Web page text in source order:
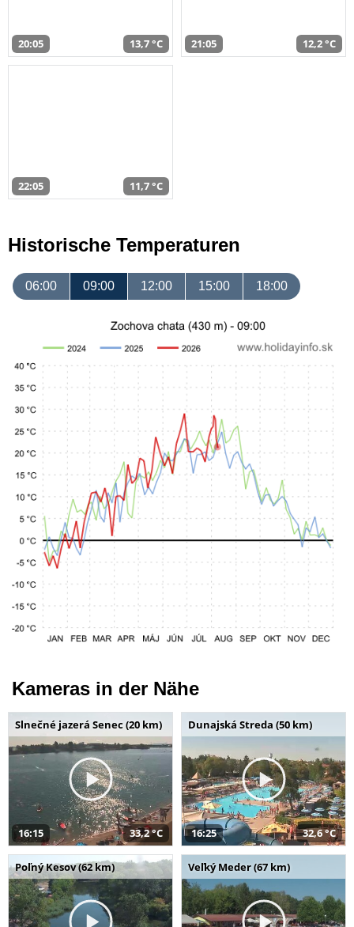
20:05 13,7 °C 21:05 12,2 °C
22:05 11,7 °C
Historische Temperaturen
06:00 09:00 12:00 15:00 18:00
Kameras in der Nähe
Slnečné jazerá Senec (20 km)
16:15 33,2 °C
Dunajská Streda (50 km)
16:25 32,6 °C
Poľný Kesov (62 km) Veľký Meder (67 km)